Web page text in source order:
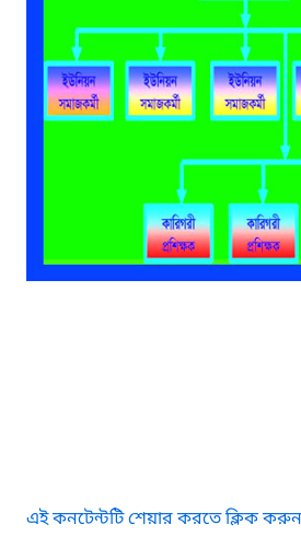
এই কনটেন্টটি শেয়ার করতে ক্লিক করুন